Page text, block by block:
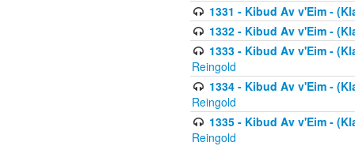
1331 - Kibud Av v'Eim -
1332 - Kibud Av v'Eim -
1333 - Kibud Av v'Eim -
Reingold
1334 - Kibud Av v'Eim -
Reingold
1335 - Kibud Av v'Eim -
Reingold